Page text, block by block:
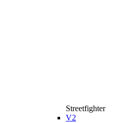
Streetfighter
V2